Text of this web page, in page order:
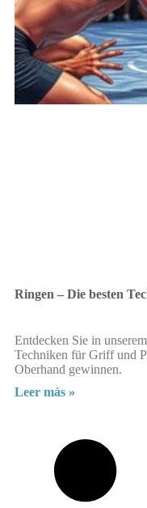
Ringen – Die besten
Entdecken Sie in
Techniken für Griff und
Oberhand gewinnen.
Leer más »